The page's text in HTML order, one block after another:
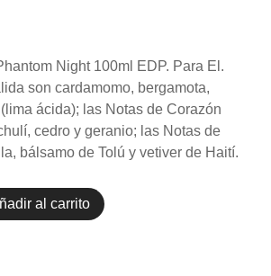
Night 100ml EDP. Para El.
son cardamomo, bergamota,
ácida); las Notas de Corazón
cedro y geranio; las Notas de
bálsamo de Tolú y vetiver de Haití.
al carrito